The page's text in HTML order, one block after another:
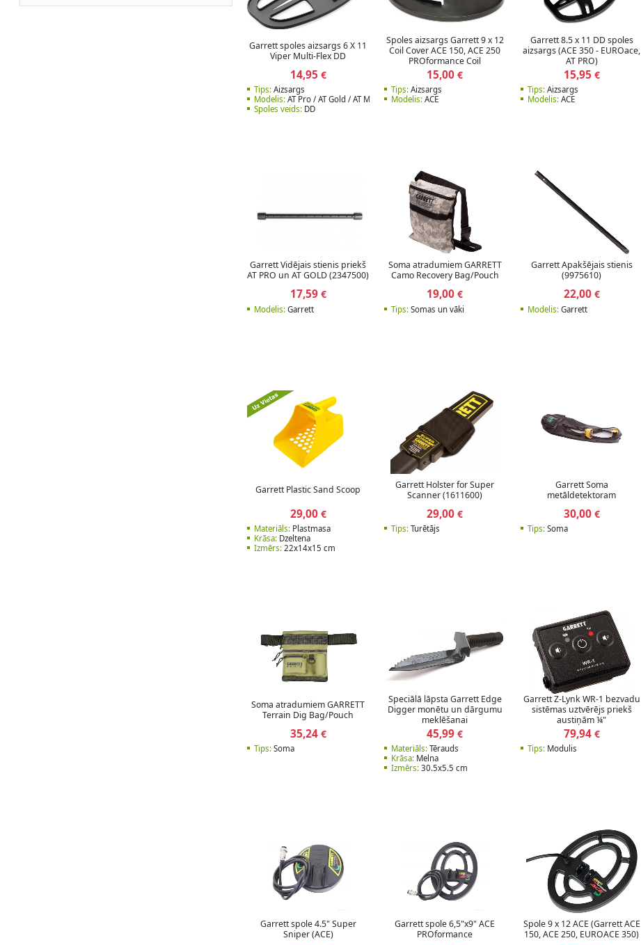
Garrett spoles aizsargs 6 X 11
Viper Multi-Flex DD
14,95 €
Tips: Aizsargs
Modelis: AT Pro / AT Gold / AT Max
Spoles veids: DD
Spoles aizsargs Garrett 9 x 12
Coil Cover ACE 150, ACE 250
PROformance Coil
15,00 €
Tips:Aizsargs
Modelis:ACE
Garrett 8.5 x 11 DD spoles
aizsargs (ACE 350 - EUROace,
AT PRO)
15,95 €
Tips: Aizsargs
Modelis: ACE
Garrett Vidējais stienis priekš
AT PRO un AT GOLD (2347500)
17,59€
Modelis: Garrett
Soma atradumiem GARRETT
Camo Recovery Bag/Pouch
19,00 €
Tips:Somas un vāki
Garrett Apakšējais stienis
(9975610)
22,00€
Modelis: Garrett
Garrett Plastic Sand Scoop
29,00€
Materiāls: Plastmasa
Krāsa: Dzeltena
Izmērs: 22x14x15 cm
Garrett Holster for Super
Scanner (1611600)
29,00 €
Tips:Turētājs
Garrett Soma
metāldetektoram
30,00€
Tips: Soma
Soma atradumiem GARRETT
Terrain Dig Bag/Pouch
35,24€
Tips: Soma
Speciālā lāpsta Garrett Edge
Digger monētu un dārgumu
meklēšanai
45,99 €
Materiāls:Tērauds
Krāsa:Melna
Izmērs:30.5x5.5 cm
Garrett Z-Lynk WR-1 bezvadu
sistēmas uztvērējs priekš
austiņām ¼"
79,94€
Tips: Modulis
Garrett spole 4.5" Super
Sniper (ACE)
Garrett spole 6,5"x9" ACE
PROformance
Spole 9 x 12 ACE (Garrett ACE
150, ACE 250, EUROACE 350)